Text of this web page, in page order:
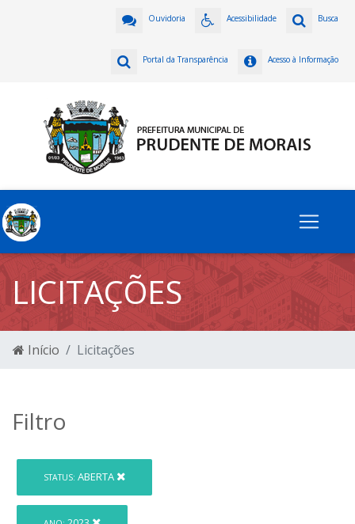
Busca
Acessibilidade
Ouvidoria
Acesso à Informação
Portal da Transparência
LICITAÇÕES
Início Licitações
Filtro
STATUS: ABERTA